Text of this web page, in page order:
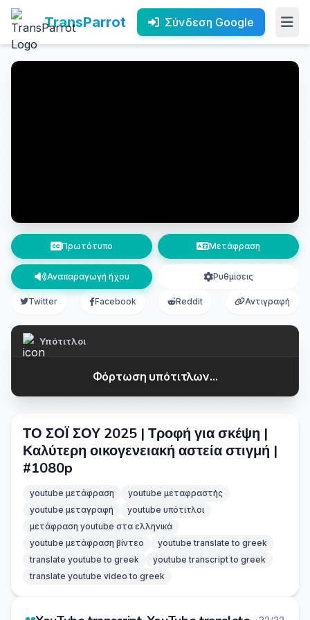
TransParrot Σύνδεση Google
Πρωτότυπο Μετάφραση
Αναπαραγωγή ήχου Ρυθμίσεις
Twitter Facebook Reddit Αντιγραφή
Υπότιτλοι
Φόρτωση υπότιτλων...
ΤΟ ΣΟΪ ΣΟΥ 2025 | Τροφή για σκέψη |
Καλύτερη οικογενειακή αστεία στιγμή |
#1080p
youtube μετάφραση
youtube μεταφραστής
youtube μεταγραφή
youtube υπότιτλοι
μετάφραση youtube στα ελληνικά
youtube μετάφραση βίντεο
youtube translate to greek
translate youtube to greek
youtube transcript to greek
translate youtube video to greek